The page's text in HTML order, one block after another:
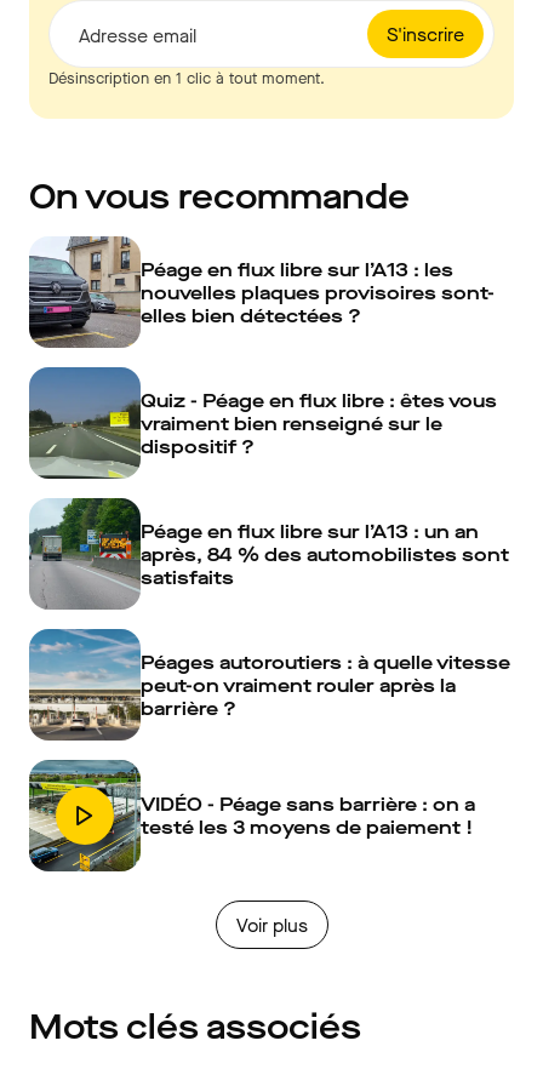
S'inscrire
Adresse email
Désinscription en 1 clic à tout moment.
On vous recommande
Péage en flux libre sur l’A13 : les
nouvelles plaques provisoires sont-
elles bien détectées ?
Quiz - Péage en flux libre : êtes vous
vraiment bien renseigné sur le
dispositif ?
Péage en flux libre sur l’A13 : un an
après, 84 % des automobilistes sont
satisfaits
Péages autoroutiers : à quelle vitesse
peut-on vraiment rouler après la
barrière ?
VIDÉO - Péage sans barrière : on a
testé les 3 moyens de paiement !
Voir plus
Mots clés associés